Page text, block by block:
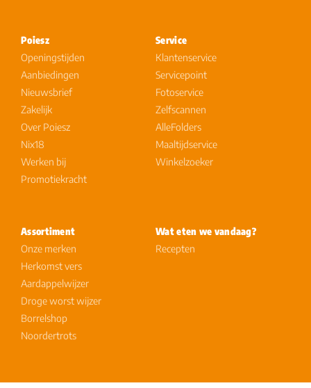
Poiesz
Openingstijden
Aanbiedingen
Nieuwsbrief
Zakelijk
Over Poiesz
Nix18
Werken bij
Promotiekracht
Service
Klantenservice
Servicepoint
Fotoservice
Zelfscannen
AlleFolders
Maaltijdservice
Winkelzoeker
Assortiment
Onze merken
Herkomst vers
Aardappelwijzer
Droge worst wijzer
Borrelshop
Noordertrots
Wat eten we vandaag?
Recepten